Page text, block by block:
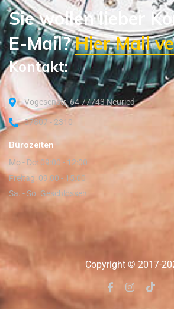
Sie wollen lieber
E-Mail?Hier Mail
Kontakt:
Vogesenstr. 64 77743 Neuried
07807 - 2310
Bürozeiten
Mo - Do: 09:00 - 12:00
Freitag: 09:00 - 15:00
Sa. - So. Geschlossen
Copyright © 2017-